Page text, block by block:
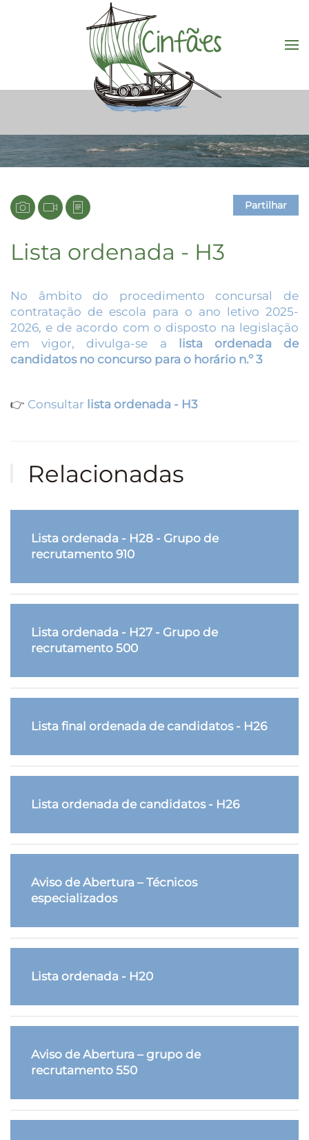
Saltar para o conteúdo principal
Partilhar
Lista ordenada - H3
No âmbito do procedimento concursal de
contratação de escola para o ano letivo 2025-
2026, e de acordo com o disposto na legislação
em vigor, divulga-se a lista ordenada de
candidatos no concurso para o horário n.º 3
👉 Consultar lista ordenada - H3
Relacionadas
Lista ordenada - H28 - Grupo de
recrutamento 910
Lista ordenada - H27 - Grupo de
recrutamento 500
Lista final ordenada de candidatos - H26
Lista ordenada de candidatos - H26
Aviso de Abertura – Técnicos
especializados
Lista ordenada - H20
Aviso de Abertura – grupo de
recrutamento 550